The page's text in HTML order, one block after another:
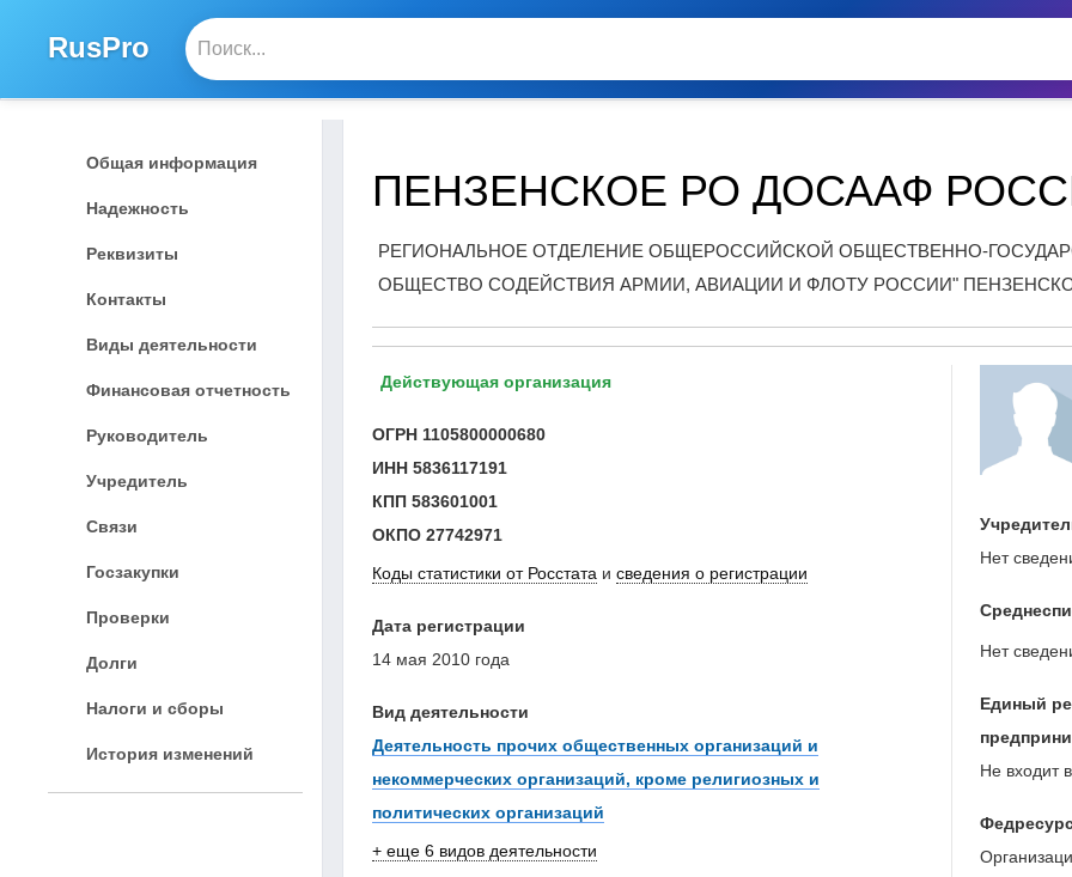
RusPro
Общая информация
Надежность
Реквизиты
Контакты
Виды деятельности
Финансовая отчетность
Руководитель
Учредитель
Связи
Госзакупки
Проверки
Долги
Налоги и сборы
История изменений
ПЕНЗЕНСКОЕ РО ДОСААФ
РЕГИОНАЛЬНОЕ ОТДЕЛЕНИЕ ОБЩЕРОССИЙСКОЙ ОБЩЕСТВЕННО-
ОБЩЕСТВО СОДЕЙСТВИЯ АРМИИ, АВИАЦИИ И ФЛОТУ РОССИИ"
Действующая организация
ОГРН 1105800000680
ИНН 5836117191
КПП 583601001
ОКПО 27742971
Коды статистики от Росстата и сведения о регистрации
Дата регистрации
14 мая 2010 года
Вид деятельности
Деятельность прочих общественных организаций и
некоммерческих организаций, кроме религиозных и
политических организаций
+ еще 6 видов деятельности
Нет
Нет
Единый
Не входит